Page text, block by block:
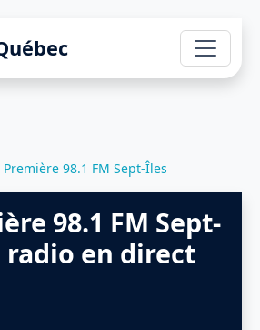
Première 98.1 FM Sept-Îles
98.1 FM Sept-
radio en direct